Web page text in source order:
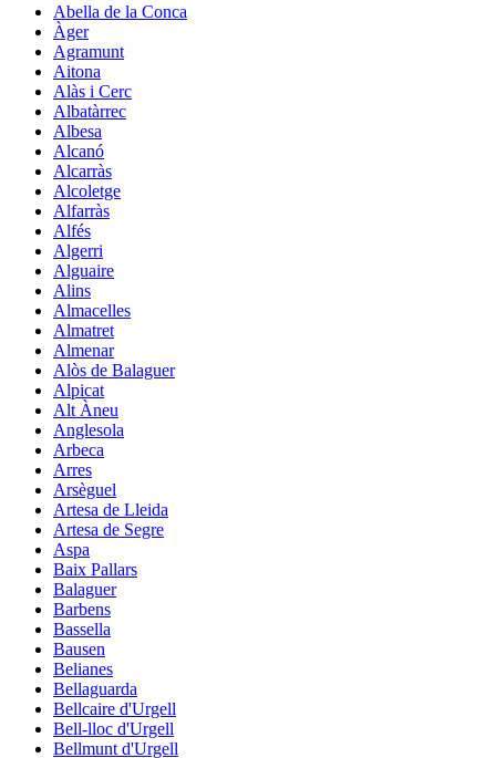
Abella de la Conca
Àger
Agramunt
Aitona
Alàs i Cerc
Albatàrrec
Albesa
Alcanó
Alcarràs
Alcoletge
Alfarràs
Alfés
Algerri
Alguaire
Alins
Almacelles
Almatret
Almenar
Alòs de Balaguer
Alpicat
Alt Àneu
Anglesola
Arbeca
Arres
Arsèguel
Artesa de Lleida
Artesa de Segre
Aspa
Baix Pallars
Balaguer
Barbens
Bassella
Bausen
Belianes
Bellaguarda
Bellcaire d'Urgell
Bell-lloc d'Urgell
Bellmunt d'Urgell